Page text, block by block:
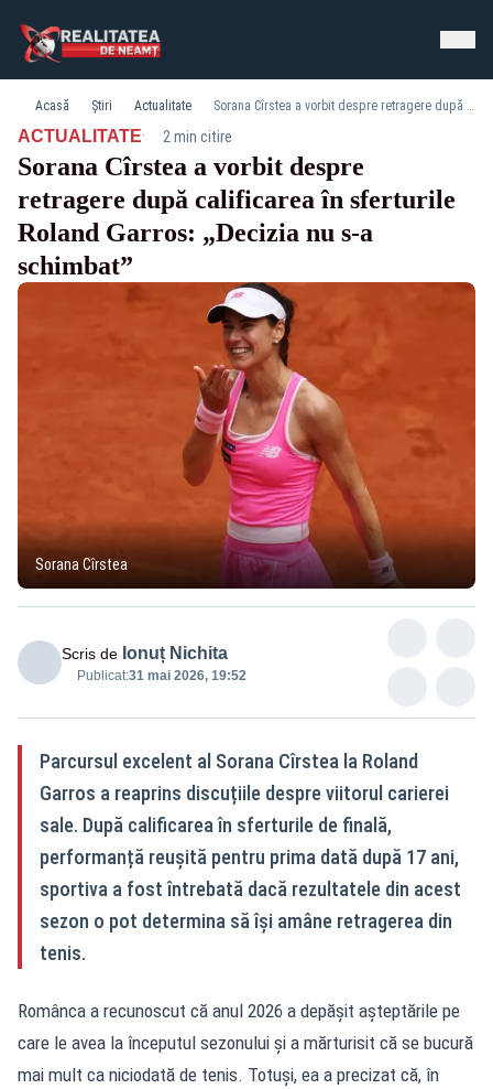
Acasă Știri Actualitate Sorana Cîrstea a vorbit despre retragere după calificarea în sferturile Roland Garros: „Decizia nu s-a schimbat”
ACTUALITATE· 2 min citire
Sorana Cîrstea a vorbit despre
retragere după calificarea în sferturile
Roland Garros: „Decizia nu s-a
schimbat”
Sorana Cîrstea
Scris de Ionuț Nichita
Publicat:31 mai 2026, 19:52
Parcursul excelent al Sorana Cîrstea la Roland
Garros a reaprins discuțiile despre viitorul carierei
sale. După calificarea în sferturile de finală,
performanță reușită pentru prima dată după 17 ani,
sportiva a fost întrebată dacă rezultatele din acest
sezon o pot determina să își amâne retragerea din
tenis.
Românca a recunoscut că anul 2026 a depășit așteptările pe
care le avea la începutul sezonului și a mărturisit că se bucură
mai mult ca niciodată de tenis. Totuși, ea a precizat că, în